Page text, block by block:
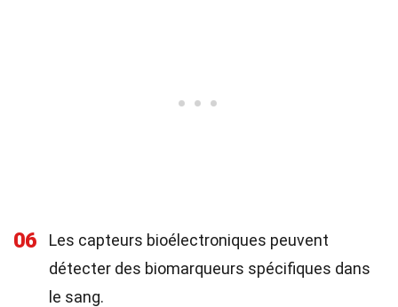
06
Les capteurs bioélectroniques peuvent
détecter des biomarqueurs spécifiques dans
le sang.